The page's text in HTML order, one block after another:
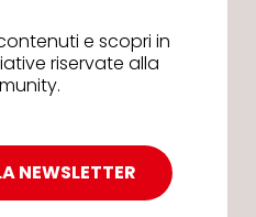
e scopri in
riservate alla
NEWSLETTER